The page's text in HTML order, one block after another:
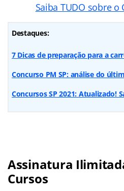
Saiba TUDO sobre o
Destaques:
7 Dicas de preparação para a
Concurso PM SP: análise do
Concursos SP 2021: Atualizado!
Assinatura
Cursos